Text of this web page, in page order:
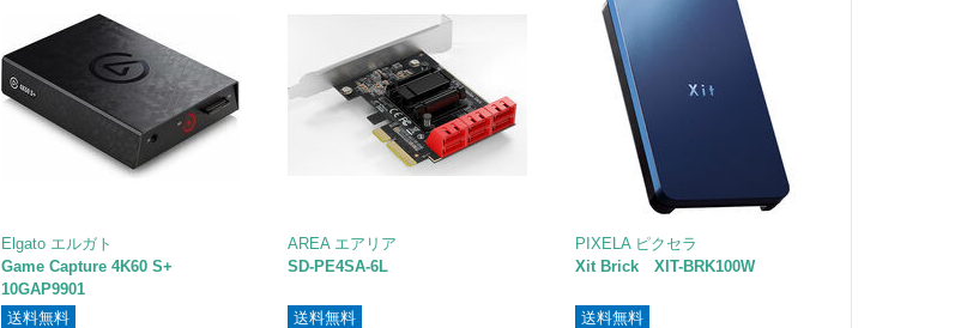
Elgato エルガト
Game Capture 4K60 S+
10GAP9901
送料無料
AREA エアリア
SD-PE4SA-6L
送料無料
PIXELA ピクセラ
Xit Brick XIT-BRK100W
送料無料